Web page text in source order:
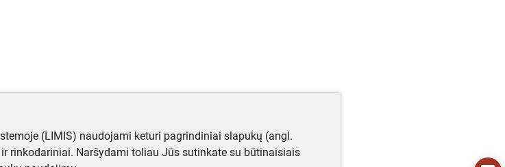
(LIMIS) naudojami keturi pagrindiniai slapukų (angl.
rinkodariniai. Naršydami toliau Jūs sutinkate su būtinaisiais